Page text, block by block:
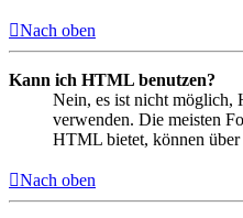
Nach oben
Kann ich HTML benutzen?
Nein, es ist nicht möglich,
verwenden. Die meisten
HTML bietet, können
Nach oben